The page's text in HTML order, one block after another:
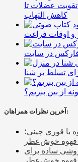
عضلات تا
کاهش التهاب
و اوقات فراغت
تسلط بر شنا
از بین ببریم؟
آخرین نظرات همراهان:
با قوری چینی؛
قهوه خوش‌عطر
ساده برای
قهوه خوش‌عطر